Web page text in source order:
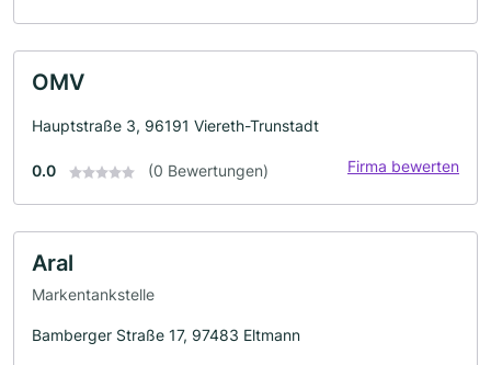
OMV
Hauptstraße 3, 96191 Viereth-Trunstadt
0.0 (0 Bewertungen) Firma bewerten
Aral
Markentankstelle
Bamberger Straße 17, 97483 Eltmann